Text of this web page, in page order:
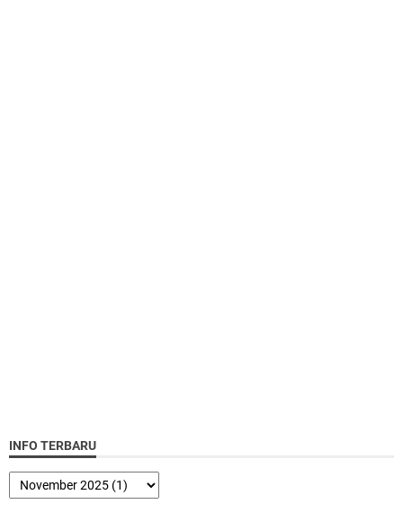
INFO TERBARU